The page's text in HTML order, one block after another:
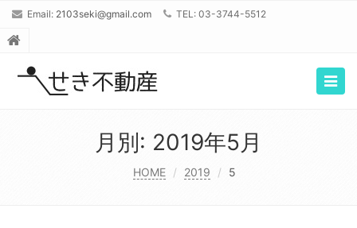
Email: 2103seki@gmail.com TEL: 03-3744-5512
月別: 2019年5月
HOME 2019 5